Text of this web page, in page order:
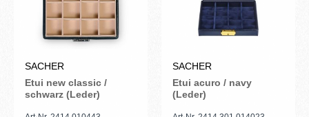
SACHER
Etui new classic /
schwarz (Leder)
SACHER
Etui acuro / navy
(Leder)